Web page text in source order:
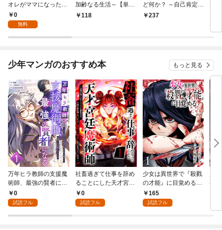
オレがママになった話
～【単話】（１）
0
無料
加齢なる生活～【単
話】（１）
118
ど何か？ ～自己肯定モ
ンスターのミスコン無
237
は
少年マンガのおすすめ本 もっと見る
万年ヒラ教師の支援魔
術師、最強の賢者にな
る～不人気の支援魔術
師は給料泥棒だと魔術
が、出世した元教え子
0
試読フル
社畜過ぎて仕事を辞め
ることにした天才宮廷
魔術師～辺境の地でス
ローライフを夢見る
0
試読フル
少女は異世界で『殺戮
の才能』に目覚める
(話売り) #1
165
試読フル
者